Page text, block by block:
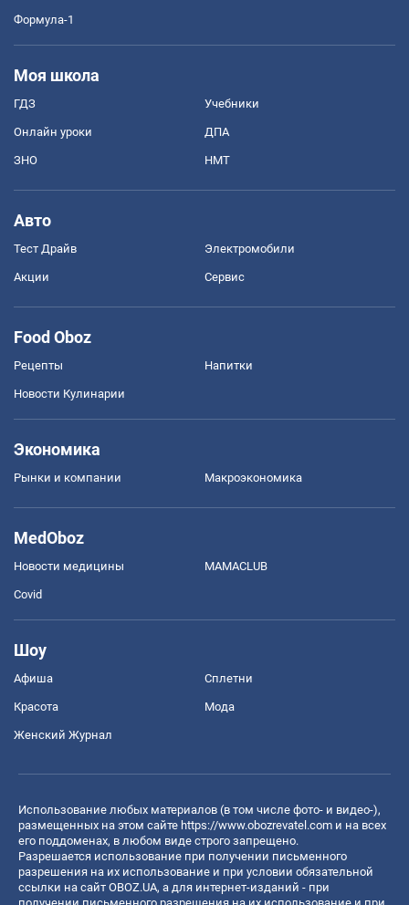
Формула-1
Моя школа
ГДЗ Учебники
Онлайн уроки ДПА
ЗНО НМТ
Авто
Тест Драйв Электромобили
Акции Сервис
Food Oboz
Рецепты Напитки
Новости Кулинарии
Экономика
Рынки и компании Mакроэкономика
MedOboz
Новости медицины MAMACLUB
Covid
Шоу
Афиша Сплетни
Красота Мода
Женский Журнал
Использование любых материалов (в том числе фото- и видео-),
размещенных на этом сайте https://www.obozrevatel.com и на всех
его поддоменах, в любом виде строго запрещено.
Разрешается использование при получении письменного
разрешения на их использование и при условии обязательной
ссылки на сайт OBOZ.UA, а для интернет-изданий - при